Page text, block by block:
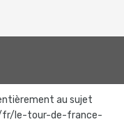
au sujet
fr/le-tour-de-france-